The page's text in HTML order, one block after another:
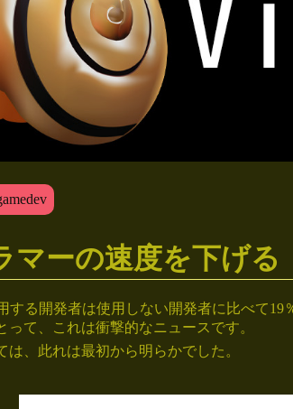
マーの速度を下げる
する開発者は使用しない開発者に比べて19
て、これは衝撃的なニュースです。
は、此れは最初から明らかでした。